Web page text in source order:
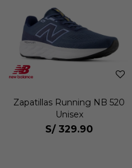
Zapatillas Running NB 520
Unisex
S/ 329.90